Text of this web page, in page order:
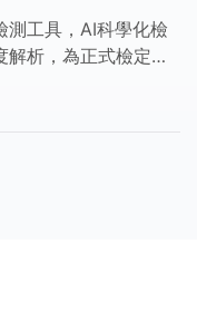
測工具，AI科學化檢
析，為正式檢定做